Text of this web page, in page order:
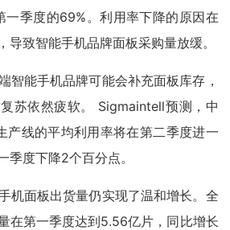
季度的69%。利用率下降的原因在
导致智能手机品牌面板采购量放缓。
智能手机品牌可能会补充面板库存，
苏依然疲软。 Sigmaintell预测，中
产线的平均利用率将在第二季度进一
季度下降2个百分点。
机面板出货量仍实现了温和增长。全
在第一季度达到5.56亿片，同比增长